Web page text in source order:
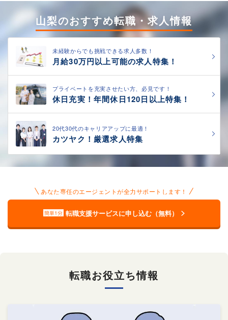
山梨のおすすめ転職・求人情報
未経験からでも挑戦できる求人多数！
月給30万円以上可能の求人特集！
プライベートを充実させたい方、必見です！
休日充実！年間休日120日以上特集！
20代30代のキャリアアップに最適！
カツヤク！厳選求人特集
あなた専任のエージェントが全力サポートします！
簡単1分 転職支援サービスに申し込む（無料）
転職お役立ち情報